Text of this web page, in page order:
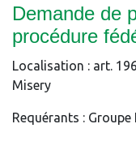
Demande de
procédure
Localisation : art.
Misery
Requérants : Groupe